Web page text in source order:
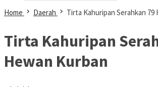
Home Daerah Tirta Kahuripan Serahkan 79
Tirta Kahuripan
Hewan Kurban